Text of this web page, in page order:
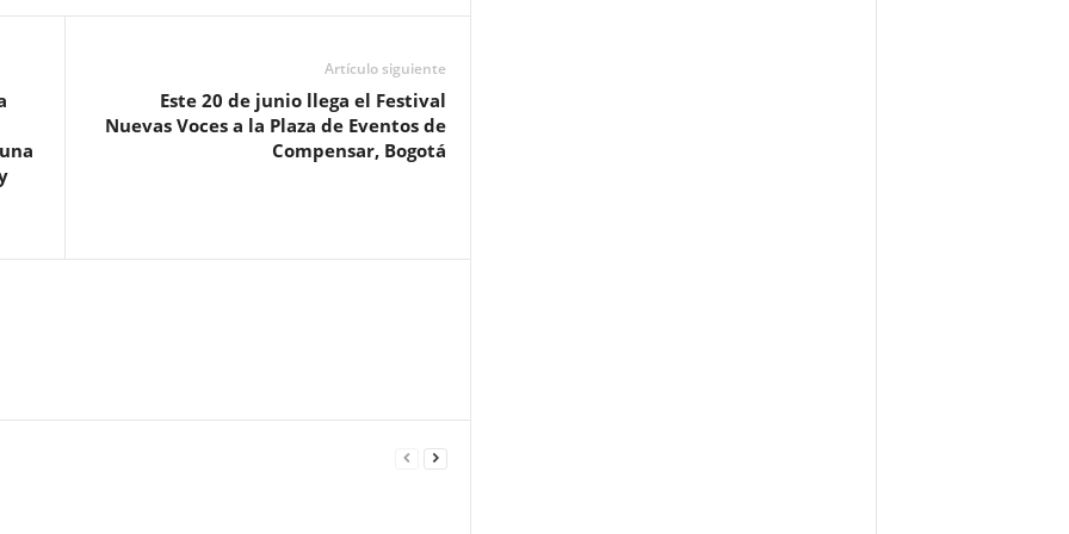
Artículo siguiente
Este 20 de junio llega el Festival
Nuevas Voces a la Plaza de Eventos de
Compensar, Bogotá